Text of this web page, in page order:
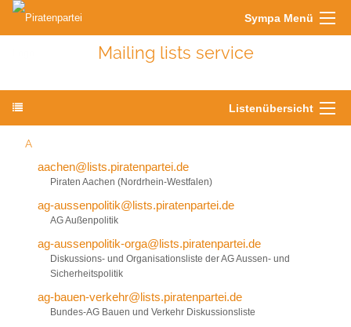
Sympa Menü
Mailing lists service
Listenübersicht
A
aachen@lists.piratenpartei.de
Piraten Aachen (Nordrhein-Westfalen)
ag-aussenpolitik@lists.piratenpartei.de
AG Außenpolitik
ag-aussenpolitik-orga@lists.piratenpartei.de
Diskussions- und Organisationsliste der AG Aussen- und
Sicherheitspolitik
ag-bauen-verkehr@lists.piratenpartei.de
Bundes-AG Bauen und Verkehr Diskussionsliste